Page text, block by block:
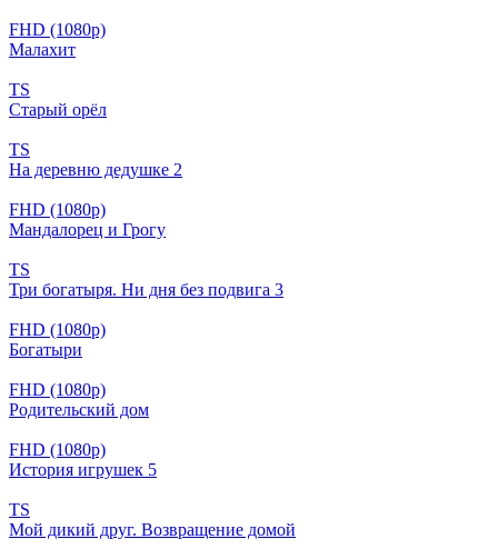
FHD (1080p)
Малахит
TS
Старый орёл
TS
На деревню дедушке 2
FHD (1080p)
Мандалорец и Грогу
TS
Три богатыря. Ни дня без подвига 3
FHD (1080p)
Богатыри
FHD (1080p)
Родительский дом
FHD (1080p)
История игрушек 5
TS
Мой дикий друг. Возвращение домой